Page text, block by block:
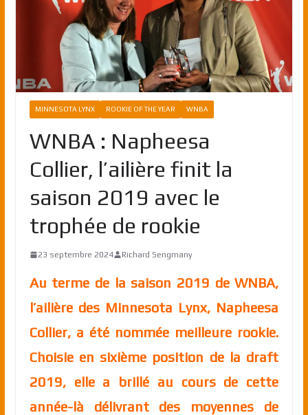
MINNESOTA LYNX ROOKIE OF THE YEAR WNBA
WNBA : Napheesa
Collier, l’ailière finit la
saison 2019 avec le
trophée de rookie
23 septembre 2024 Richard Sengmany
Au terme de la saison 2019 de WNBA,
l’ailière des Minnesota Lynx, Napheesa
Collier, a été nommée meilleure rookie.
Choisie en sixième position de la draft
2019, elle a brillé au cours de cette
année-là délivrant des moyennes de